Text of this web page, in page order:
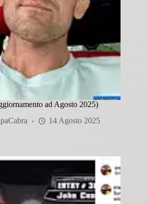
ad Agosto 2025)
14 Agosto 2025